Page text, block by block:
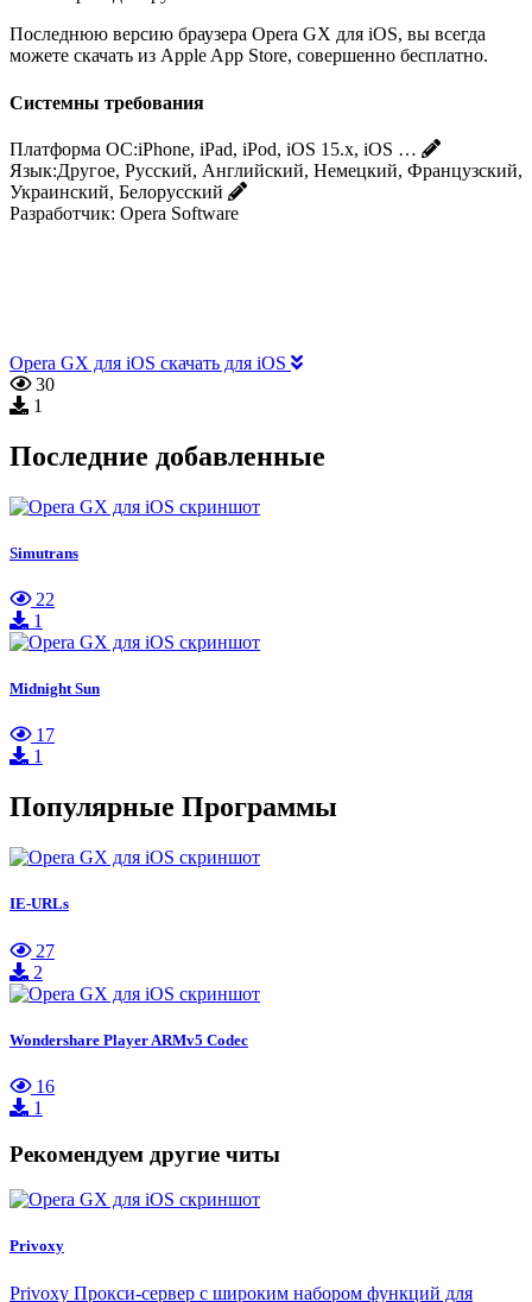
Последнюю версию браузера Opera GX для iOS, вы всегда
можете скачать из Apple App Store, совершенно бесплатно.
Системны требования
Платформа ОС:iPhone, iPad, iPod, iOS 15.x, iOS …
Язык:Другое, Русский, Английский, Немецкий, Французский,
Украинский, Белорусский
Разработчик: Opera Software
Opera GX для iOS скачать для iOS
30
1
Последние добавленные
Simutrans
22
1
Midnight Sun
17
1
Популярные Программы
IE-URLs
27
2
Wondershare Player ARMv5 Codec
16
1
Рекомендуем другие читы
Privoxy
Privoxy Прокси-сервер с широким набором функций для